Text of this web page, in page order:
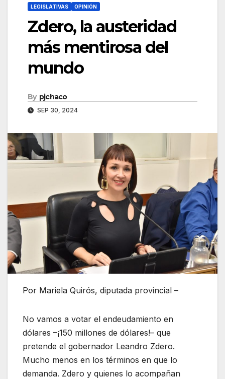
LEGISLATIVAS OPINIÓN
Zdero, la austeridad
más mentirosa del
mundo
By pjchaco
SEP 30, 2024
Por Mariela Quirós, diputada provincial –
No vamos a votar el endeudamiento en
dólares –¡150 millones de dólares!– que
pretende el gobernador Leandro Zdero.
Mucho menos en los términos en que lo
demanda. Zdero y quienes lo acompañan